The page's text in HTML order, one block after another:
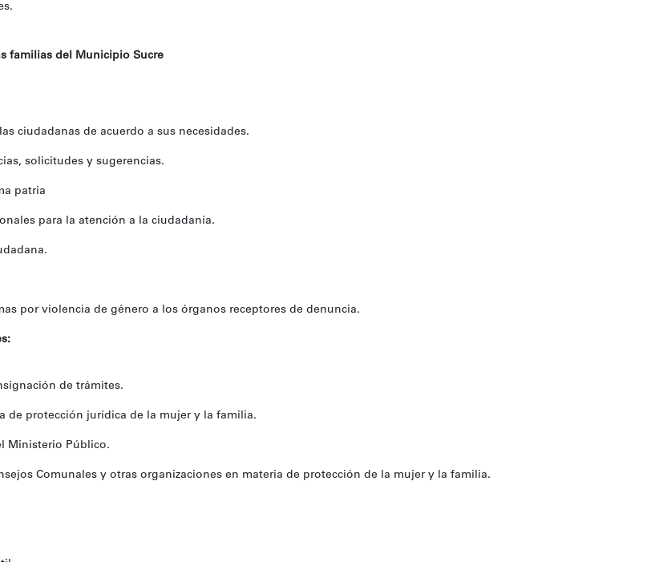
familias del Municipio Sucre
ciudadanas de acuerdo a sus necesidades.
solicitudes y sugerencias.
patria
para la atención a la ciudadanía.
por violencia de género a los órganos receptores de denuncia.
de trámites.
de protección jurídica de la mujer y la familia.
Ministerio Público.
Comunales y otras organizaciones en materia de protección de la mujer y la familia.